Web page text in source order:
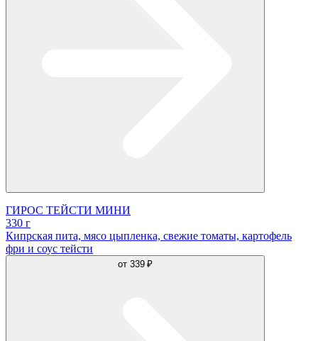
ГИРОС ТЕЙСТИ МИНИ
330 г
Кипрская пита, мясо цыпленка, свежие томаты, картофель
фри и соус тейсти
от 339 ₽